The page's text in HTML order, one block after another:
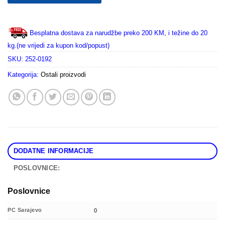
Besplatna dostava za narudžbe preko 200 KM, i težine do 20
kg.(ne vrijedi za kupon kod/popust)
SKU: 252-0192
Kategorija: Ostali proizvodi
DODATNE INFORMACIJE
POSLOVNICE:
Poslovnice
PC Sarajevo 0